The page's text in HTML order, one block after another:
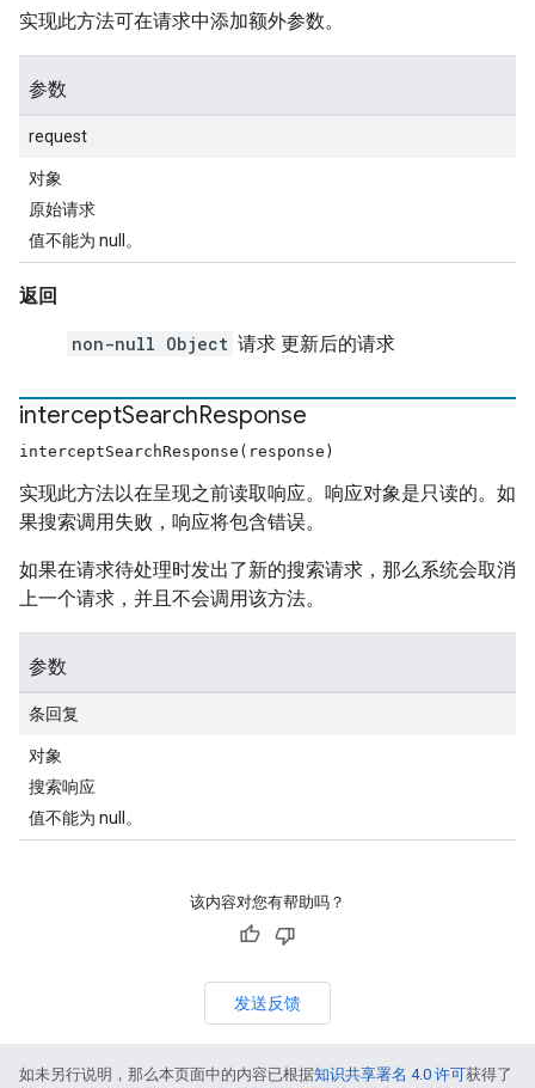
实现此方法可在请求中添加额外参数。
参数
request
对象
原始请求
值不能为 null。
返回
non-null Object 请求 更新后的请求
interceptSearchResponse
interceptSearchResponse(response)
实现此方法以在呈现之前读取响应。响应对象是只读的。如
果搜索调用失败，响应将包含错误。
如果在请求待处理时发出了新的搜索请求，那么系统会取消
上一个请求，并且不会调用该方法。
参数
条回复
对象
搜索响应
值不能为 null。
该内容对您有帮助吗？
发送反馈
如未另行说明，那么本页面中的内容已根据知识共享署名 4.0 许可获得了